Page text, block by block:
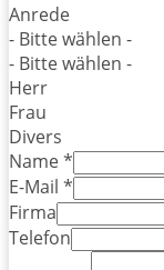
Anrede
- Bitte wählen -
- Bitte wählen -
Herr
Frau
Divers
Name *
E-Mail *
Firma
Telefon